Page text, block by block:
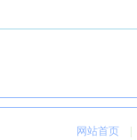
网站首页|